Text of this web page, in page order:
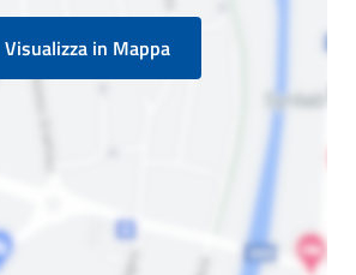
Visualizza in Mappa